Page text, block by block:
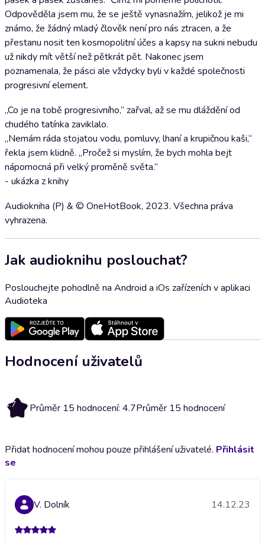
Odpověděla jsem mu, že se ještě vynasnažím, jelikož je mi
známo, že žádný mladý člověk není pro nás ztracen, a že
přestanu nosit ten kosmopolitní účes a kapsy na sukni nebudu
už nikdy mít větší než pětkrát pět. Nakonec jsem
poznamenala, že pásci ale vždycky byli v každé společnosti
progresivní element.
„Co je na tobě progresivního,“ zařval, až se mu dláždění od
chudého tatínka zaviklalo.
„Nemám ráda stojatou vodu, pomluvy, lhaní a krupičnou kaši,“
řekla jsem klidně. „Pročež si myslím, že bych mohla bejt
nápomocná při velký proměně světa.“
- ukázka z knihy
Audiokniha (P) & © OneHotBook, 2023. Všechna práva
vyhrazena.
Jak audioknihu poslouchat?
Poslouchejte pohodlně na Android a iOs zařízeních v aplikaci
Audioteka
Hodnocení uživatelů
4.7 Průměr 15 hodnocení: 4.7Průměr 15 hodnocení
Přidat hodnocení mohou pouze přihlášení uživatelé. Přihlásit
se
V. Dolník 14.12.23